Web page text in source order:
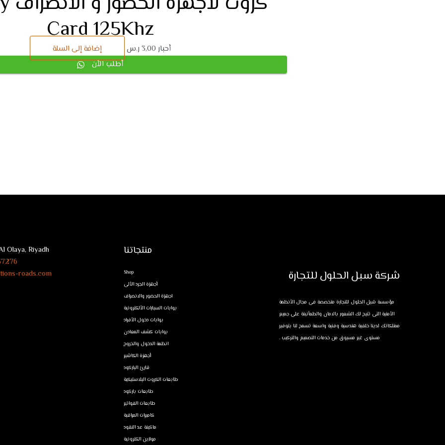
Card 125Khz
أحبار 3,00 ر.س
إضافة إلى السلة
أطلب الأن
شركة سبل الحلول للتجارة
مؤسسة سُبل الحلول للتجارة متخصصة فى مجال الأنظمة
الأمنية التى تتيح لك الشعور بالامان والطمأنينة على جميع
ممتلكاتك لدينا خلفية هندسية وفنية واسعة تسمح لنا بتوفير
مستوى غير مسبوق من خدمات التصميم والتركيب .
منتجاتنا
Shop
أجهزة الجرد الألى
اجهزة الحضور والانصراف
بوابات السيارات الألكترونية
بوابات دخول الأفراد
بوابات كشف المعادن
انظمة الدخول والخروج
أجهزة الكاشير
قارئ الباركود
طابعات الكروت البلاستيكية
طابعات باركود
طابعات الفواتير
كاميرات المراقبة
ماكينة عد النقود
موازين الكترونية
Olaya, Riyadh
roads.com